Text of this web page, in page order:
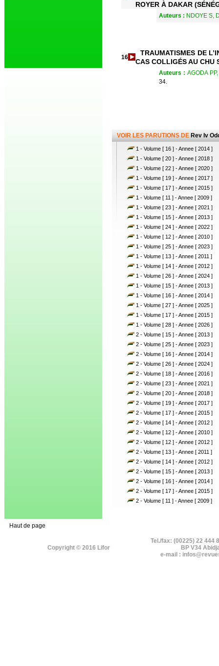
ROYER À DAKAR
Auteurs : NDOYE S,
16
TRAUMATISMES DE
CAS COLLIGÉS AU CHU
Auteurs : AGODA
34.
VOIR LES PARUTIONS DE Rev Iv
1 - Volume [ 16 ] - Annee [ 2014 ]
1 - Volume [ 20 ] - Annee [ 2018 ]
1 - Volume [ 22 ] - Annee [ 2020 ]
1 - Volume [ 19 ] - Annee [ 2017 ]
1 - Volume [ 17 ] - Annee [ 2015 ]
1 - Volume [ 11 ] - Annee [ 2009 ]
1 - Volume [ 23 ] - Annee [ 2021 ]
1 - Volume [ 15 ] - Annee [ 2013 ]
1 - Volume [ 24 ] - Annee [ 2022 ]
1 - Volume [ 12 ] - Annee [ 2010 ]
1 - Volume [ 25 ] - Annee [ 2023 ]
1 - Volume [ 13 ] - Annee [ 2011 ]
1 - Volume [ 14 ] - Annee [ 2012 ]
1 - Volume [ 26 ] - Annee [ 2024 ]
1 - Volume [ 15 ] - Annee [ 2013 ]
1 - Volume [ 16 ] - Annee [ 2014 ]
1 - Volume [ 27 ] - Annee [ 2025 ]
1 - Volume [ 17 ] - Annee [ 2015 ]
1 - Volume [ 28 ] - Annee [ 2026 ]
2 - Volume [ 15 ] - Annee [ 2013 ]
2 - Volume [ 25 ] - Annee [ 2023 ]
2 - Volume [ 16 ] - Annee [ 2014 ]
2 - Volume [ 26 ] - Annee [ 2024 ]
2 - Volume [ 18 ] - Annee [ 2016 ]
2 - Volume [ 23 ] - Annee [ 2021 ]
2 - Volume [ 20 ] - Annee [ 2018 ]
2 - Volume [ 19 ] - Annee [ 2017 ]
2 - Volume [ 17 ] - Annee [ 2015 ]
2 - Volume [ 14 ] - Annee [ 2012 ]
2 - Volume [ 12 ] - Annee [ 2010 ]
2 - Volume [ 12 ] - Annee [ 2012 ]
2 - Volume [ 13 ] - Annee [ 2011 ]
2 - Volume [ 14 ] - Annee [ 2012 ]
2 - Volume [ 15 ] - Annee [ 2013 ]
2 - Volume [ 16 ] - Annee [ 2014 ]
2 - Volume [ 17 ] - Annee [ 2015 ]
2 - Volume [ 11 ] - Annee [ 2009 ]
Haut de page
Copyright © 2016 Lifor
Tel./fax: (00225) 22 444
BP V34
e-mail :